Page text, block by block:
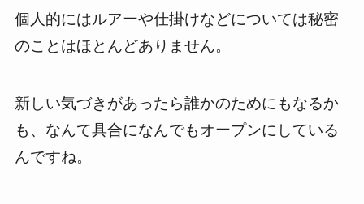
個人的にはルアーや仕掛けなどについては秘密
のことはほとんどありません。
新しい気づきがあったら誰かのためにもなるか
も、なんて具合になんでもオープンにしている
んですね。